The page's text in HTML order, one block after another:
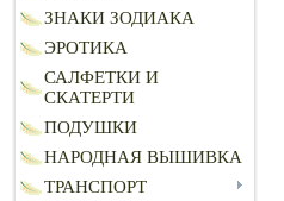
ЗНАКИ ЗОДИАКА
ЭРОТИКА
САЛФЕТКИ И
СКАТЕРТИ
ПОДУШКИ
НАРОДНАЯ ВЫШИВКА
ТРАНСПОРТ